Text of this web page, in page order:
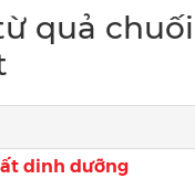
quả
dinh dưỡng